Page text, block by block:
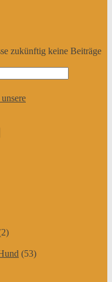
zukünftig keine Beiträge
(53)